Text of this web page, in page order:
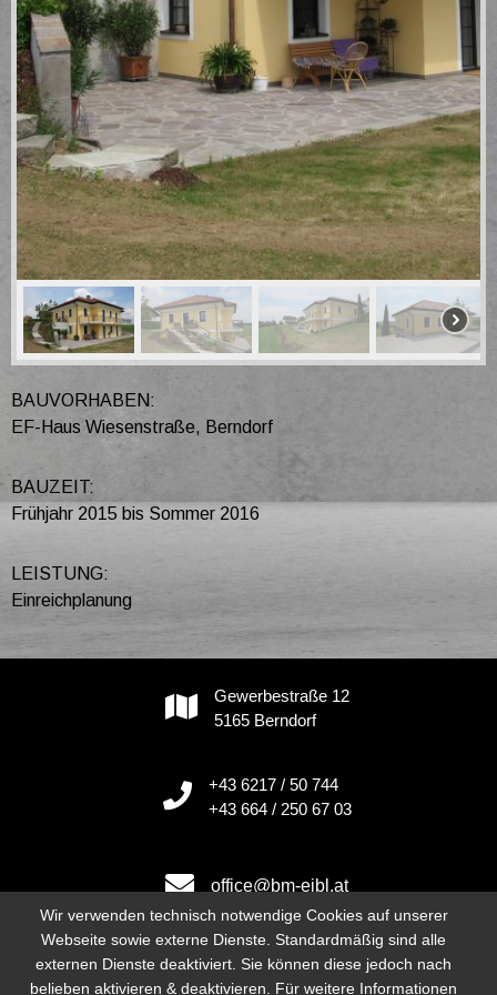
BAUVORHABEN:
EF-Haus Wiesenstraße, Berndorf
BAUZEIT:
Frühjahr 2015 bis Sommer 2016
LEISTUNG:
Einreichplanung
Gewerbestraße 12
5165 Berndorf
+43 6217 / 50 744
+43 664 / 250 67 03
office@bm-eibl.at
Instagram
Wir verwenden technisch notwendige Cookies auf unserer
Webseite sowie externe Dienste. Standardmäßig sind alle
externen Dienste deaktiviert. Sie können diese jedoch nach
belieben aktivieren & deaktivieren. Für weitere Informationen